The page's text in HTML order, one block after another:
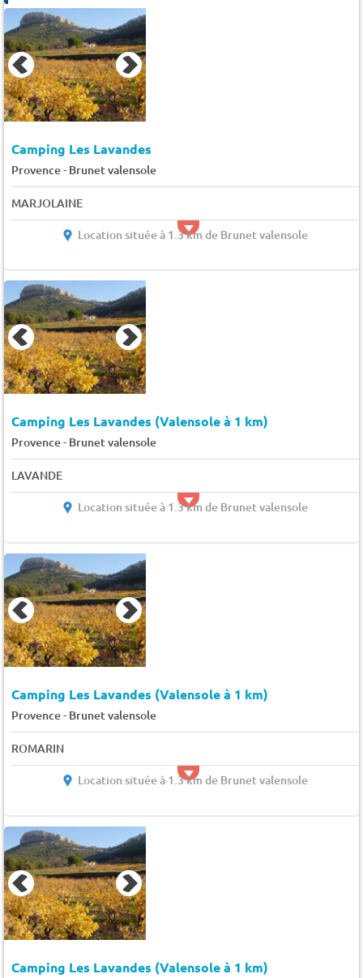
Camping Les Lavandes
Provence- Brunet valensole
MARJOLAINE
Location située à 1.3 km de Brunet valensole
Camping Les Lavandes (Valensole à 1 km)
Provence- Brunet valensole
LAVANDE
Location située à 1.3 km de Brunet valensole
Camping Les Lavandes (Valensole à 1 km)
Provence- Brunet valensole
ROMARIN
Location située à 1.3 km de Brunet valensole
Camping Les Lavandes (Valensole à 1 km)